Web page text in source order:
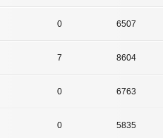
0 6507
7 8604
0 6763
0 5835